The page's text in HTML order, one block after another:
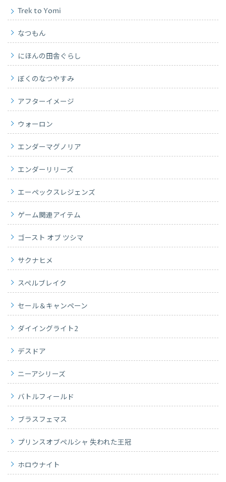
Trek to Yomi
なつもん
にほんの田舎ぐらし
ぼくのなつやすみ
アフターイメージ
ウォーロン
エンダーマグノリア
エンダーリリーズ
エーペックスレジェンズ
ゲーム関連アイテム
ゴースト オブ ツシマ
サクナヒメ
スペルブレイク
セール＆キャンペーン
ダイイングライト2
デスドア
ニーアシリーズ
バトルフィールド
ブラスフェマス
プリンスオブペルシャ 失われた王冠
ホロウナイト